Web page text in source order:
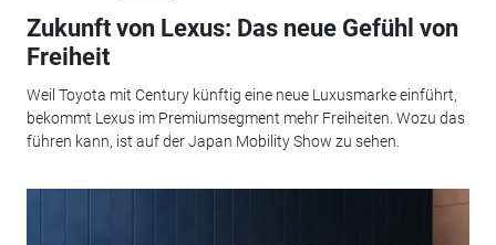
Zukunft von Lexus: Das neue Gefühl von
Freiheit
Weil Toyota mit Century künftig eine neue Luxusmarke einführt,
bekommt Lexus im Premiumsegment mehr Freiheiten. Wozu das
führen kann, ist auf der Japan Mobility Show zu sehen.